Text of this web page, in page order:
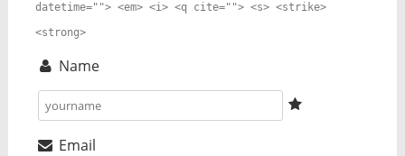
datetime=""> <em> <i> <q cite=""> <s> <strike>
<strong>
Name
Email